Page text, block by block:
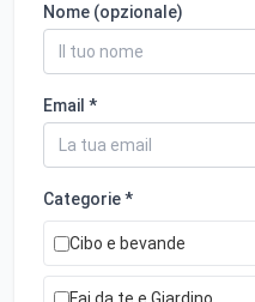
Nome (opzionale)
Email *
Categorie *
Cibo e bevande